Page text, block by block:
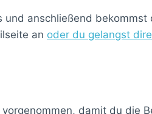
anschließend
an oder du gelangst
damit du die